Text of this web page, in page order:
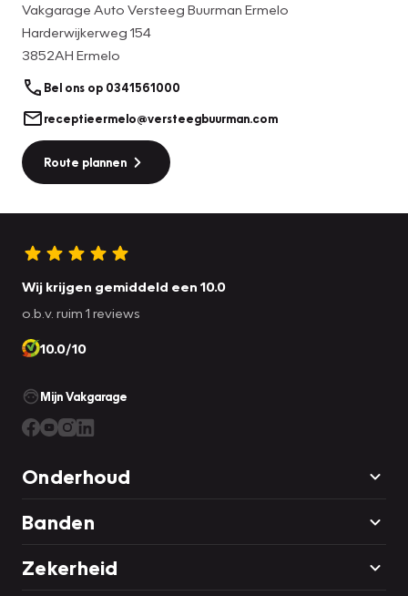
Vakgarage Auto Versteeg Buurman Ermelo
Harderwijkerweg 154
3852AH Ermelo
Bel ons op 0341561000
receptieermelo@versteegbuurman.com
Route plannen
Wij krijgen gemiddeld een 10.0
o.b.v. ruim 1 reviews
10.0/10
Mijn Vakgarage
Onderhoud
Banden
Zekerheid